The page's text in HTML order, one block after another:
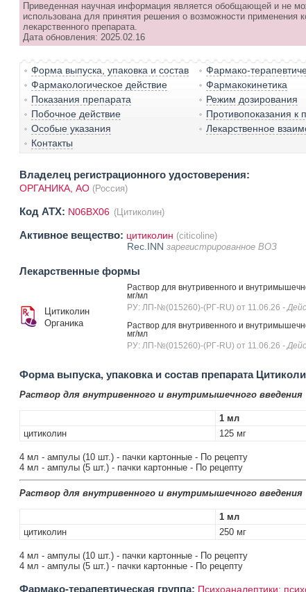
Приведенная научная информация является обобщающей и не
использована для принятия решения о возможности применения
лекарственного препарата.
Дата обновления: 2025.02.16
Форма выпуска, упаковка и состав
Фармако-
Фармакологическое действие
Фармакокинетика
Показания препарата
Режим дозирования
Побочное действие
Противопоказания к
Особые указания
Лекарственное
Контакты
Владелец регистрационного удостоверения:
ОРГАНИКА, АО (Россия)
Код ATX: N06BX06 (Цитиколин)
Активное вещество: цитиколин (citicoline)
Rec.INN зарегистрированное ВОЗ
Лекарственные формы
Цитиколин
Органика
Раствор для внутривенного и
мг/мл
РУ: ЛП-№(015260)-(РГ-RU) от 11.06.26 -
Раствор для внутривенного и
мг/мл
РУ: ЛП-№(015260)-(РГ-RU) от 11.06.26 -
Форма выпуска, упаковка и состав препарата
Раствор для внутривенного и внутримышечного введения
1 мл
цитиколин
125 мг
4 мл - ампулы (10 шт.) - пачки картонные - По рецепту
4 мл - ампулы (5 шт.) - пачки картонные - По рецепту
Раствор для внутривенного и внутримышечного введения
1 мл
цитиколин
250 мг
4 мл - ампулы (10 шт.) - пачки картонные - По рецепту
4 мл - ампулы (5 шт.) - пачки картонные - По рецепту
Фармако-терапевтическая группа: Психоаналептики;